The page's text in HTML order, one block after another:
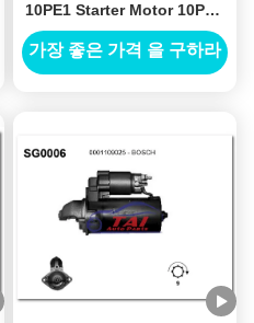
10PE1 Starter Motor 10PB1
10PD1 10PE1 CV CX CXZ
CUX V10
가장 좋은 가격 을 구하라